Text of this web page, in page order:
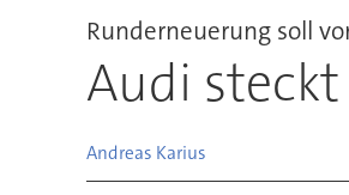
Runderneuerung soll
Audi
Andreas Karius